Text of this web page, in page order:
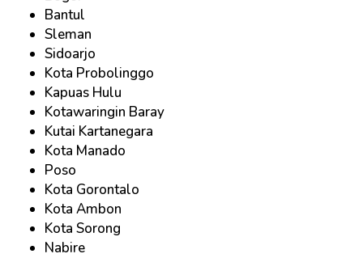
Bantul
Sleman
Sidoarjo
Kota Probolinggo
Kapuas Hulu
Kotawaringin Baray
Kutai Kartanegara
Kota Manado
Poso
Kota Gorontalo
Kota Ambon
Kota Sorong
Nabire